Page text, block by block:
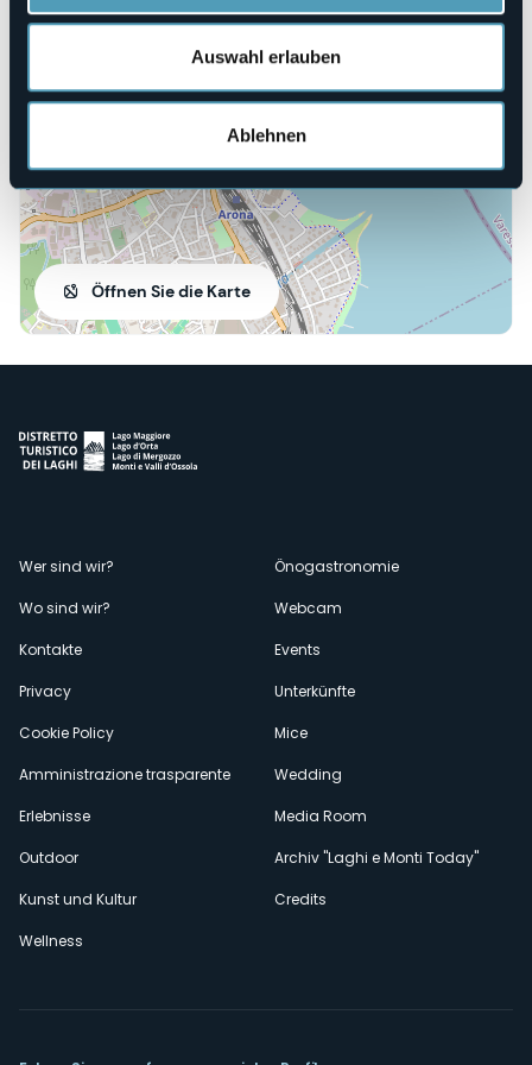
Auswahl erlauben
Ablehnen
Lungolago
Öffnen Sie die Karte
Menù
secondario
Wer sind wir?
Wo sind wir?
Kontakte
Privacy
Cookie Policy
Amministrazione trasparente
Erlebnisse
Outdoor
Kunst und Kultur
Wellness
Önogastronomie
Webcam
Events
Unterkünfte
Mice
Wedding
Media Room
Archiv "Laghi e Monti Today"
Credits